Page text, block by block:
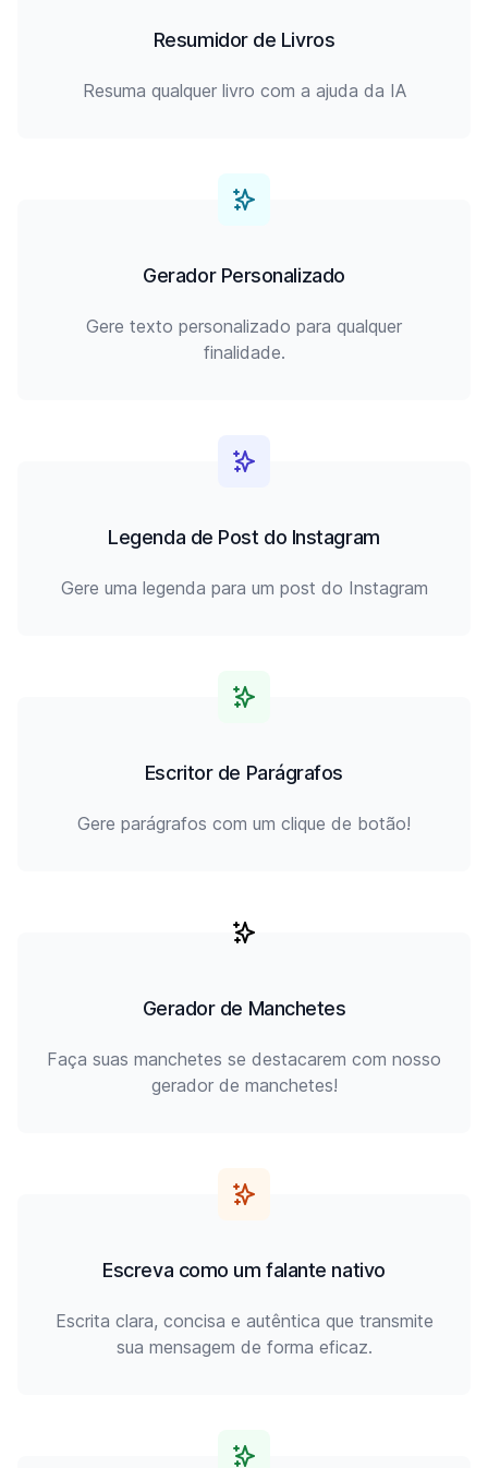
Resumidor de Livros
Resuma qualquer livro com a ajuda da IA
Gerador Personalizado
Gere texto personalizado para qualquer
finalidade.
Legenda de Post do Instagram
Gere uma legenda para um post do Instagram
Escritor de Parágrafos
Gere parágrafos com um clique de botão!
Gerador de Manchetes
Faça suas manchetes se destacarem com nosso
gerador de manchetes!
Escreva como um falante nativo
Escrita clara, concisa e autêntica que transmite
sua mensagem de forma eficaz.